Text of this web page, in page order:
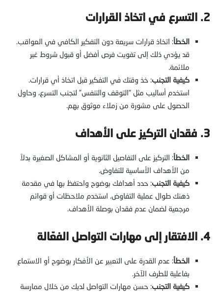
2. التسرع في اتخاذ القرارات
الخطأ: اتخاذ قرارات سريعة دون التفكير الكافي في العواقب.
قد يؤدي ذلك إلى تفويت فرص أفضل أو قبول شروط غير
ملائمة.
كيفية التجنب: خذ وقتك في التفكير قبل اتخاذ أي قرارات.
استخدم أساليب مثل “التوقف والتنفس” لتجنب التسرع، وحاول
الحصول على مشورة من زملاء موثوق بهم.
3. فقدان التركيز على الأهداف
الخطأ: التركيز على التفاصيل الثانوية أو المشاكل الصغيرة بدلاً
من الأهداف الأساسية للتفاوض.
كيفية التجنب: حدد أهدافك بوضوح واحتفظ بها في مقدمة
ذهنك طوال عملية التفاوض. استخدم ملاحظات أو قوائم
مرجعية لضمان عدم فقدان بوصلة الأهداف.
4. الافتقار إلى مهارات التواصل الفعّالة
الخطأ: عدم القدرة على التعبير عن الأفكار بوضوح أو الاستماع
بفاعلية للطرف الآخر.
كيفية التجنب: حسن مهارات التواصل لديك من خلال ممارسة